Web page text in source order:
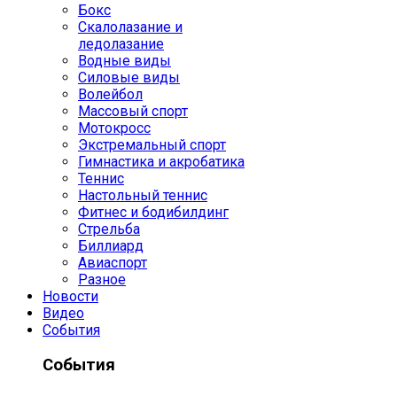
Бокс
Скалолазание и
ледолазание
Водные виды
Силовые виды
Волейбол
Массовый спорт
Мотокросс
Экстремальный спорт
Гимнастика и акробатика
Теннис
Настольный теннис
Фитнес и бодибилдинг
Стрельба
Биллиард
Авиаспорт
Разное
Новости
Видео
События
События